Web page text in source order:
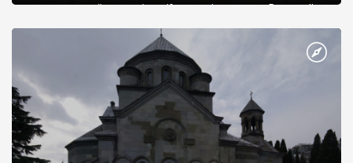
диктувати свої умови візантійському імператору Василю ІІ, та
Херсонесі Володимир-язичник, став Василем-християнином.
А потім було Хрещення Русі. На честь Херсонесу Таврійського